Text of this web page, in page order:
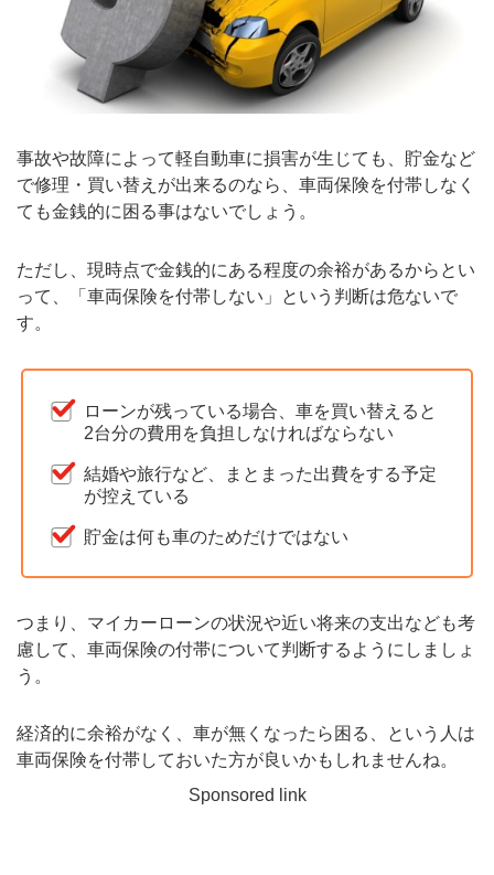
事故や故障によって軽自動車に損害が生じても、貯金など
で修理・買い替えが出来るのなら、車両保険を付帯しなく
ても金銭的に困る事はないでしょう。
ただし、現時点で金銭的にある程度の余裕があるからとい
って、「車両保険を付帯しない」という判断は危ないで
す。
ローンが残っている場合、車を買い替えると
2台分の費用を負担しなければならない
結婚や旅行など、まとまった出費をする予定
が控えている
貯金は何も車のためだけではない
つまり、マイカーローンの状況や近い将来の支出なども考
慮して、車両保険の付帯について判断するようにしましょ
う。
経済的に余裕がなく、車が無くなったら困る、という人は
車両保険を付帯しておいた方が良いかもしれませんね。
Sponsored link